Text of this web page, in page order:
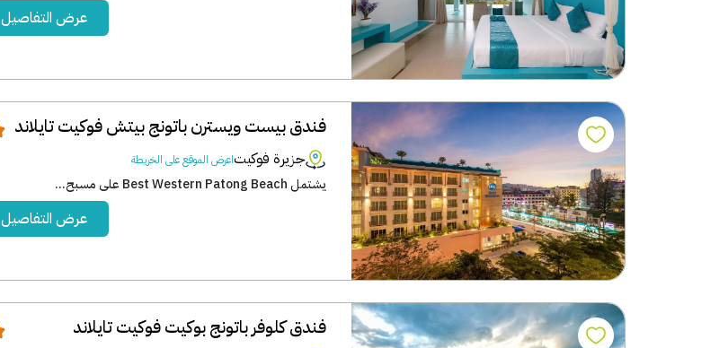
عرض التفاصيل
فندق بيست ويسترن باتونج بيتش فوكيت تايلاند
جزيرة فوكيتاعرض الموقع على الخريطة
يشتمل Best Western Patong Beach على مسبح...
عرض التفاصيل
فندق كلوفر باتونج بوكيت فوكيت تايلاند